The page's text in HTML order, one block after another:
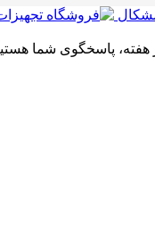
پاسخگوی شما